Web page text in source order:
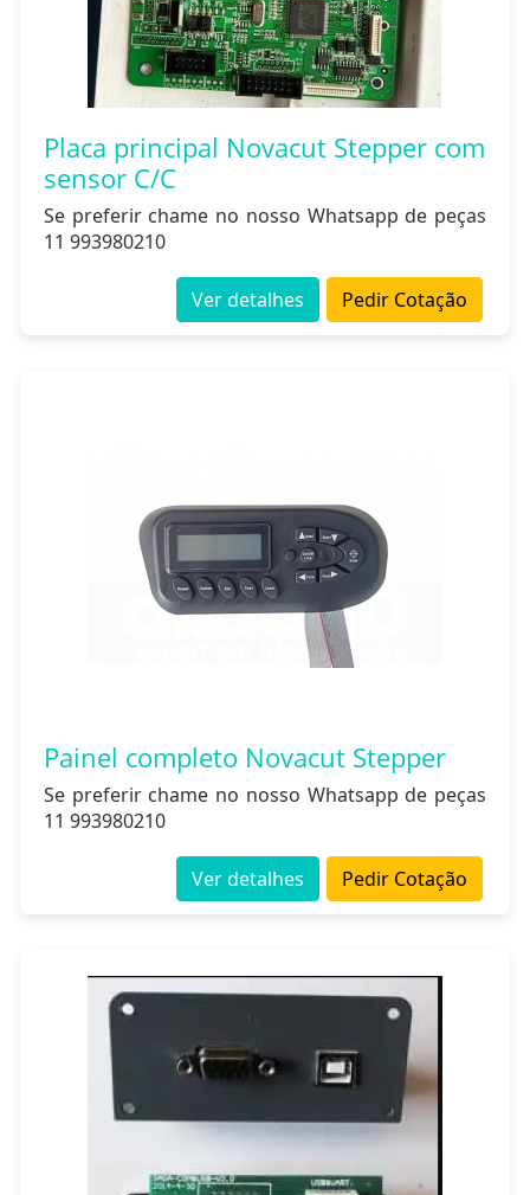
Placa principal Novacut Stepper com
sensor C/C
Se preferir chame no nosso Whatsapp de peças
11 993980210
Pedir Cotação
Ver detalhes
Painel completo Novacut Stepper
Se preferir chame no nosso Whatsapp de peças
11 993980210
Pedir Cotação
Ver detalhes